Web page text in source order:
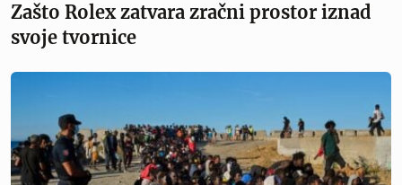
Zašto Rolex zatvara zračni prostor iznad
svoje tvornice